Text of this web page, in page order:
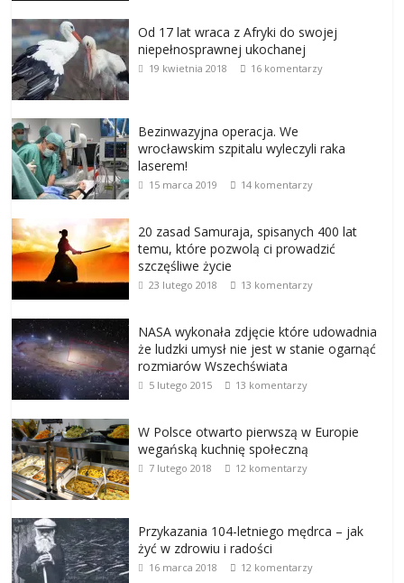
Od 17 lat wraca z Afryki do swojej
niepełnosprawnej ukochanej
19 kwietnia 2018 16 komentarzy
Bezinwazyjna operacja. We
wrocławskim szpitalu wyleczyli raka
laserem!
15 marca 2019 14 komentarzy
20 zasad Samuraja, spisanych 400 lat
temu, które pozwolą ci prowadzić
szczęśliwe życie
23 lutego 2018 13 komentarzy
NASA wykonała zdjęcie które udowadnia
że ludzki umysł nie jest w stanie ogarnąć
rozmiarów Wszechświata
5 lutego 2015 13 komentarzy
W Polsce otwarto pierwszą w Europie
wegańską kuchnię społeczną
7 lutego 2018 12 komentarzy
Przykazania 104-letniego mędrca – jak
żyć w zdrowiu i radości
16 marca 2018 12 komentarzy